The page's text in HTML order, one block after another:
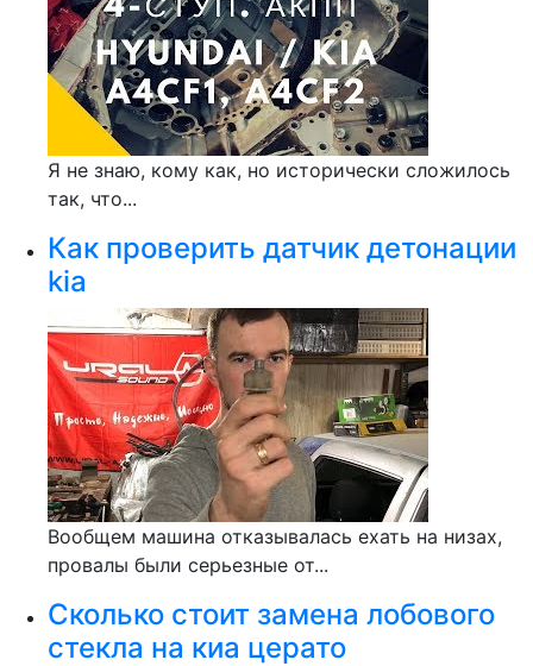
Я не знаю, кому как, но исторически сложилось
так, что...
Как проверить датчик детонации
kia
Вообщем машина отказывалась ехать на низах,
провалы были серьезные от...
Сколько стоит замена лобового
стекла на киа церато